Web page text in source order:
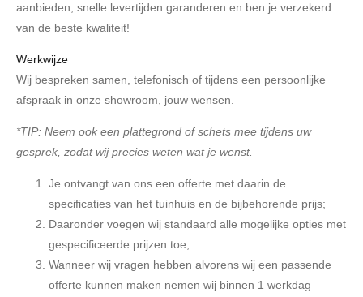
aanbieden, snelle levertijden garanderen en ben je verzekerd
van de beste kwaliteit!
Werkwijze
Wij bespreken samen, telefonisch of tijdens een persoonlijke
afspraak in onze showroom, jouw wensen.
*TIP: Neem ook een plattegrond of schets mee tijdens uw
gesprek, zodat wij precies weten wat je wenst.
Je ontvangt van ons een offerte met daarin de
specificaties van het tuinhuis en de bijbehorende prijs;
Daaronder voegen wij standaard alle mogelijke opties met
gespecificeerde prijzen toe;
Wanneer wij vragen hebben alvorens wij een passende
offerte kunnen maken nemen wij binnen 1 werkdag